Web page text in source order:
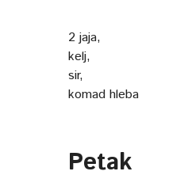
2 jaja,
kelj,
sir,
komad hleba
Petak